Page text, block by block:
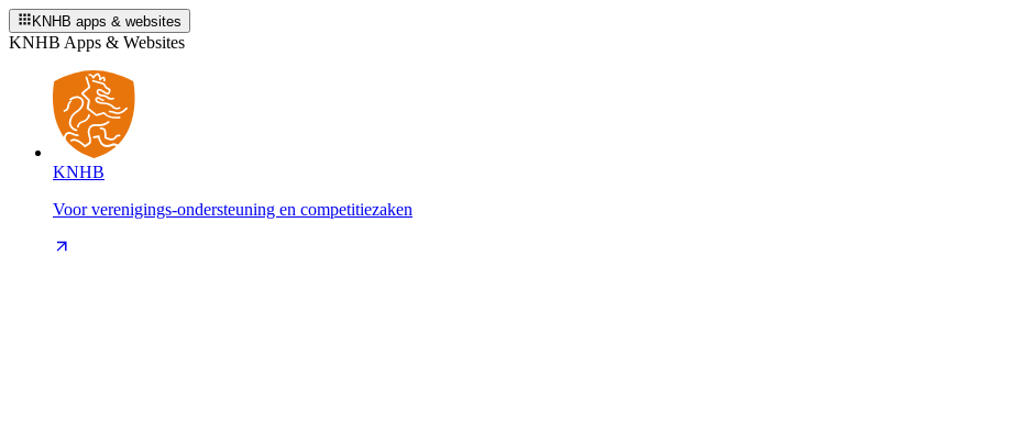
KNHB apps & websites
KNHB Apps & Websites
KNHB
Voor verenigings-ondersteuning en competitiezaken